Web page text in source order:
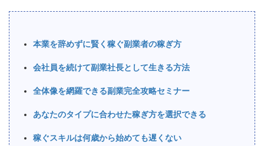
本業を辞めずに賢く稼ぐ副業者の稼ぎ方
会社員を続けて副業社長として生きる方法
全体像を網羅できる副業完全攻略セミナー
あなたのタイプに合わせた稼ぎ方を選択できる
稼ぐスキルは何歳から始めても遅くない